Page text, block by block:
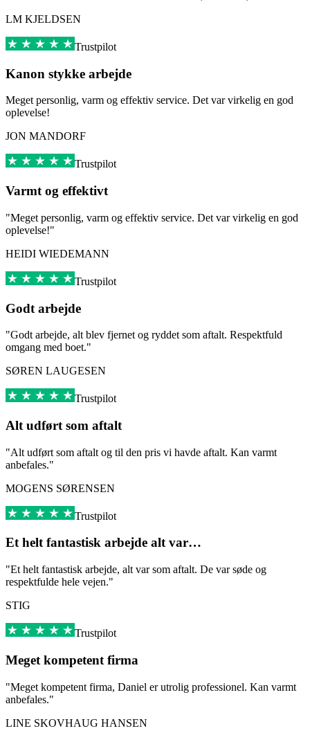
LM KJELDSEN
Trustpilot
Kanon stykke arbejde
Meget personlig, varm og effektiv service. Det var virkelig en god
oplevelse!
JON MANDORF
Trustpilot
Varmt og effektivt
"Meget personlig, varm og effektiv service. Det var virkelig en god
oplevelse!"
HEIDI WIEDEMANN
Trustpilot
Godt arbejde
"Godt arbejde, alt blev fjernet og ryddet som aftalt. Respektfuld
omgang med boet."
SØREN LAUGESEN
Trustpilot
Alt udført som aftalt
"Alt udført som aftalt og til den pris vi havde aftalt. Kan varmt
anbefales."
MOGENS SØRENSEN
Trustpilot
Et helt fantastisk arbejde alt var…
"Et helt fantastisk arbejde, alt var som aftalt. De var søde og
respektfulde hele vejen."
STIG
Trustpilot
Meget kompetent firma
"Meget kompetent firma, Daniel er utrolig professionel. Kan varmt
anbefales."
LINE SKOVHAUG HANSEN